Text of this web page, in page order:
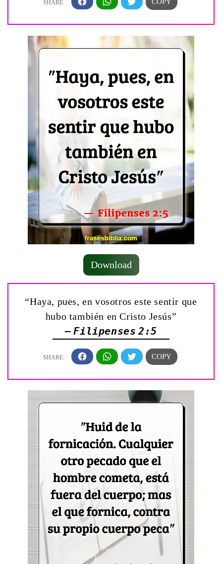
Download
“Haya, pues, en vosotros este sentir que
hubo también en Cristo Jesús”
— Filipenses 2:5